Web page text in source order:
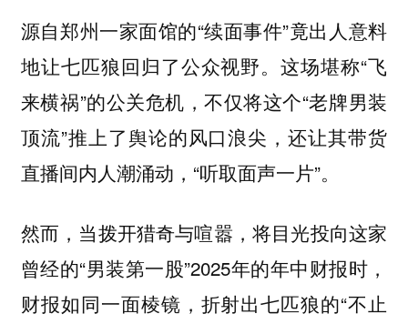
源自郑州一家面馆的“续面事件”竟出人意料
地让七匹狼回归了公众视野。这场堪称“飞
来横祸”的公关危机，不仅将这个“老牌男装
顶流”推上了舆论的风口浪尖，还让其带货
直播间内人潮涌动，“听取面声一片”。
然而，当拨开猎奇与喧嚣，将目光投向这家
曾经的“男装第一股”2025年的年中财报时，
财报如同一面棱镜，折射出七匹狼的“不止